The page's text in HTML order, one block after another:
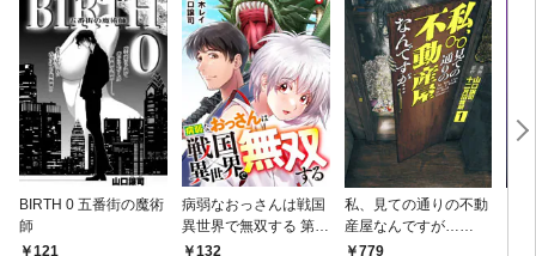
BIRTH 0 五番街の魔術
師
121
病弱なおっさんは戦国
異世界で無双する 第1
話132
私、見ての通りの不動
産屋なんですが…
（1）
779